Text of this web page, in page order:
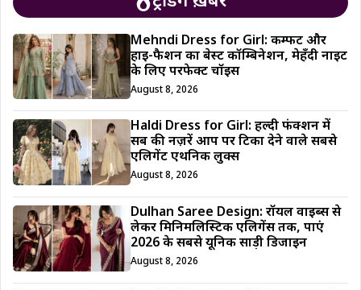
Mehndi Dress for Girl: कम्फर्ट और
हाई-फैशन का बेस्ट कॉम्बिनेशन, मेहँदी नाइट
के लिए परफेक्ट चॉइस
August 8, 2026
Haldi Dress for Girl: हल्दी फंक्शन में
सब की नज़रें आप पर टिका देने वाले सबसे
एलिगेंट एथनिक लुक्स
August 8, 2026
Dulhan Saree Design: रॉयल वाइब्स से
लेकर मिनिमलिस्टिक एलिगेंस तक, पाएं
2026 के सबसे यूनिक साड़ी डिजाईन
August 8, 2026